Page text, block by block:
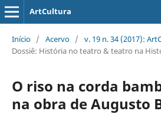
ArtCultura
Início / Acervo / v. 19 n. 34 (2017):
Dossiê: História no teatro & teatro na
O riso na corda
na obra de Augusto